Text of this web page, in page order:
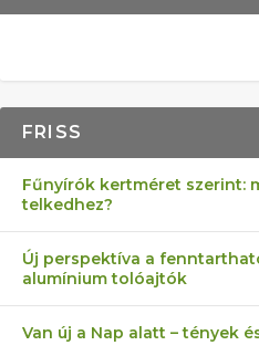
FRISS
Fűnyírók kertméret szerint:
telkedhez?
Új perspektíva a
alumínium tolóajtók
Van új a Nap alatt – tények